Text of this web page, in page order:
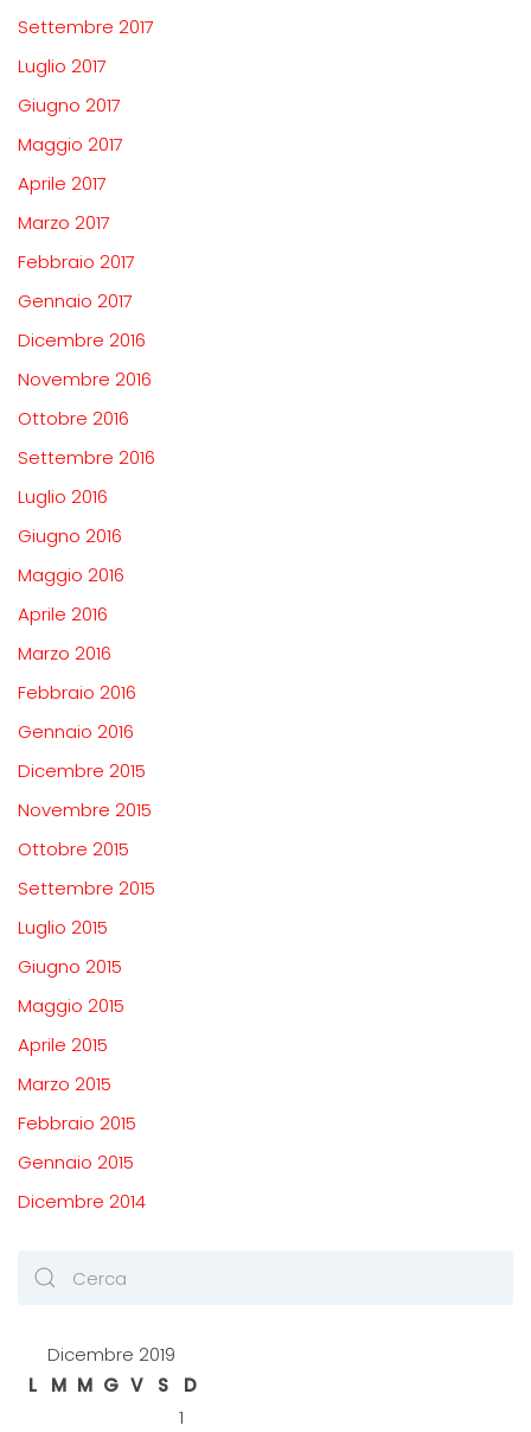
Settembre 2017
Luglio 2017
Giugno 2017
Maggio 2017
Aprile 2017
Marzo 2017
Febbraio 2017
Gennaio 2017
Dicembre 2016
Novembre 2016
Ottobre 2016
Settembre 2016
Luglio 2016
Giugno 2016
Maggio 2016
Aprile 2016
Marzo 2016
Febbraio 2016
Gennaio 2016
Dicembre 2015
Novembre 2015
Ottobre 2015
Settembre 2015
Luglio 2015
Giugno 2015
Maggio 2015
Aprile 2015
Marzo 2015
Febbraio 2015
Gennaio 2015
Dicembre 2014
Dicembre 2019
L
M M G V S
D
1